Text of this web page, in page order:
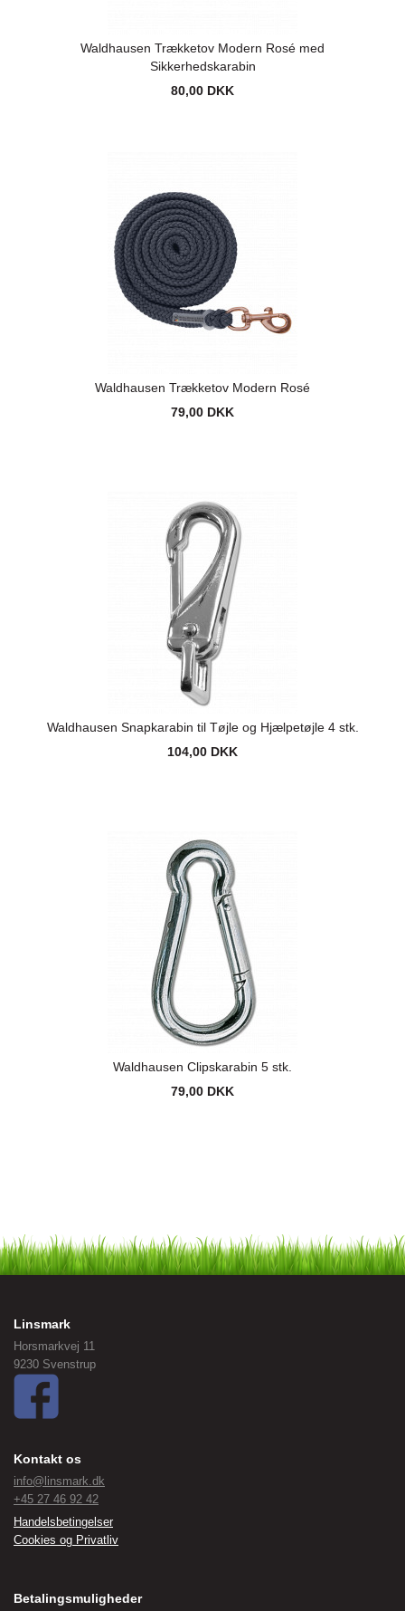
Waldhausen Trækketov Modern Rosé med
Sikkerhedskarabin
80,00 DKK
Waldhausen Trækketov Modern Rosé
79,00 DKK
Waldhausen Snapkarabin til Tøjle og Hjælpetøjle 4 stk.
104,00 DKK
Waldhausen Clipskarabin 5 stk.
79,00 DKK
Linsmark
Horsmarkvej 11
9230 Svenstrup
Kontakt os
info@linsmark.dk
+45 27 46 92 42
Handelsbetingelser
Cookies og Privatliv
Betalingsmuligheder